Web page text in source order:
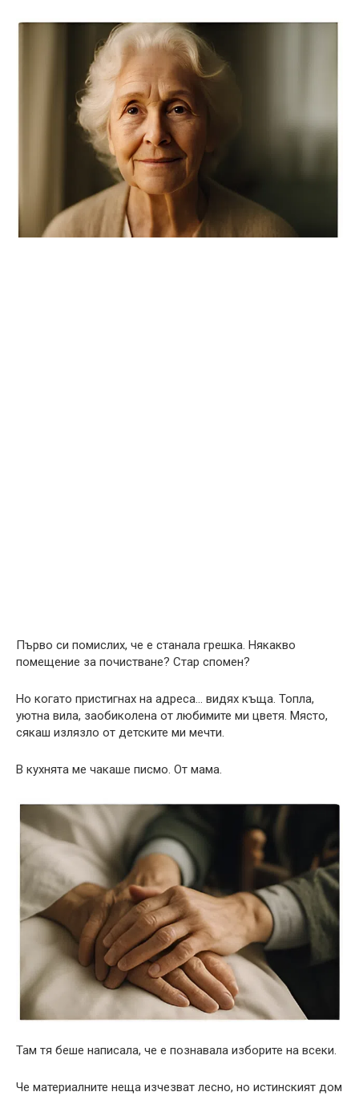
Първо си помислих, че е станала грешка. Някакво
помещение за почистване? Стар спомен?
Но когато пристигнах на адреса… видях къща. Топла,
уютна вила, заобиколена от любимите ми цветя. Място,
сякаш излязло от детските ми мечти.
В кухнята ме чакаше писмо. От мама.
Там тя беше написала, че е познавала изборите на всеки.
Че материалните неща изчезват лесно, но истинският дом